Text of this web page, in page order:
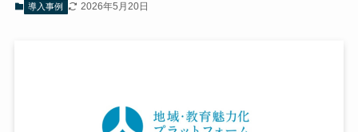
導入事例 2026年5月20日